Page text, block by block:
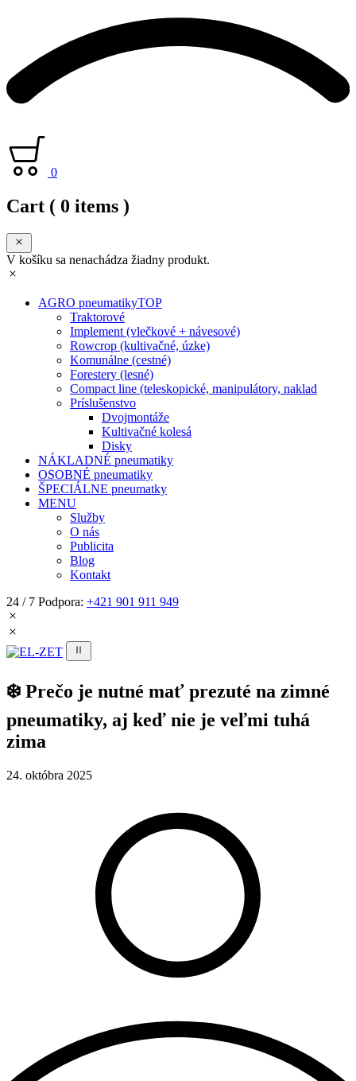
0
Cart ( 0 items )
V košíku sa nenachádza žiadny produkt.
AGRO pneumatikyTOP
Traktorové
Implement (vlečkové + návesové)
Rowcrop (kultivačné, úzke)
Komunálne (cestné)
Forestery (lesné)
Compact line (teleskopické, manipulátory, naklad
Príslušenstvo
Dvojmontáže
Kultivačné kolesá
Disky
NÁKLADNÉ pneumatiky
OSOBNÉ pneumatiky
ŠPECIÁLNE pneumatky
MENU
Služby
O nás
Publicita
Blog
Kontakt
24 / 7 Podpora: +421 901 911 949
❄️ Prečo je nutné mať prezuté na zimné
pneumatiky, aj keď nie je veľmi tuhá
zima
24. októbra 2025